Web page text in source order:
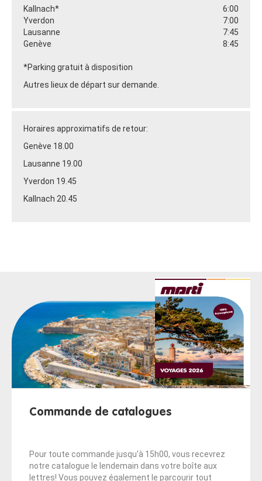
Kallnach*
6:00
Yverdon
7:00
Lausanne
7:45
Genève
8:45
*Parking gratuit à disposition
Autres lieux de départ sur demande.
Horaires approximatifs de retour:
Genève 18.00
Lausanne 19.00
Yverdon 19.45
Kallnach 20.45
Commande de catalogues
Pour toute commande jusqu'à 15h00, vous recevrez
notre catalogue le lendemain dans votre boîte aux
lettres! Vous pouvez également le parcourir tout